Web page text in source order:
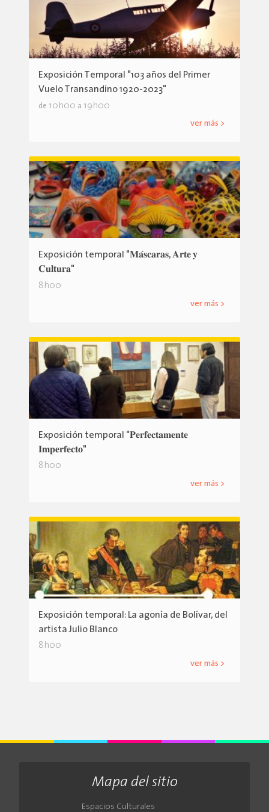
Exposición Temporal "103 años del Primer
Vuelo Transandino 1920-2023"
de 10h00 a 19h00
ver más >
Exposición temporal "𝐌𝐚́𝐬𝐜𝐚𝐫𝐚𝐬, 𝐀𝐫𝐭𝐞 𝐲
𝐂𝐮𝐥𝐭𝐮𝐫𝐚"
8h00
ver más >
Exposición temporal "𝐏𝐞𝐫𝐟𝐞𝐜𝐭𝐚𝐦𝐞𝐧𝐭𝐞
𝐈𝐦𝐩𝐞𝐫𝐟𝐞𝐜𝐭𝐨"
8h00
ver más >
Exposición temporal: La agonía de Bolívar, del
artista Julio Blanco
8h00
ver más >
Mapa del sitio
Espacios Culturales